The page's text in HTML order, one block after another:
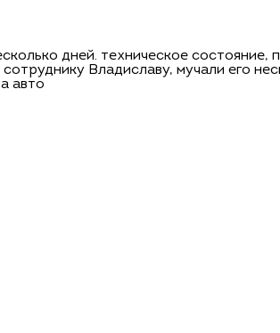
дней. техническое состояние,
Владиславу, мучали его
авто